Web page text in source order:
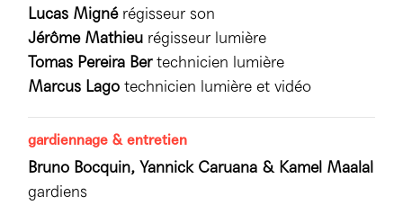
Lucas Mignérégisseur son
Jérôme Mathieu régisseur lumière
Tomas Pereira Bertechnicien lumière
Marcus Lago technicien lumière et vidéo
gardiennage & entretien
Bruno Bocquin, Yannick Caruana & Kamel Maalal
gardiens